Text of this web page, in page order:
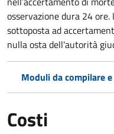
osservazione dura 24
sottoposta ad
nulla osta dell'autorità
Moduli da compilare
Costi